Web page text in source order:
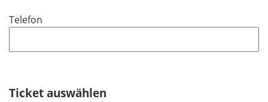
c
t
l
Telefon
Ticket auswählen